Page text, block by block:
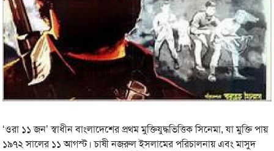
‘ওরা ১১ জন’ স্বাধীন বাংলাদেশের প্রথম মুক্তিযুদ্ধভিত্তিক সিনেমা, যা মুক্তি পায়
১৯৭২ সালের ১১ আগস্ট। চাষী নজরুল ইসলামের পরিচালনায় এবং মাসুদ